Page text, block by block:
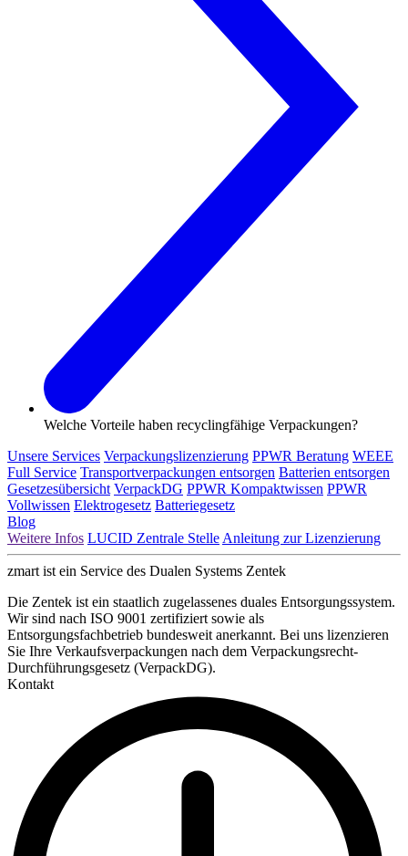
Welche Vorteile haben re­cyc­ling­fä­hi­ge Ver­pa­ckung­en?
Unsere Services Verpackungslizenzierung PPWR Beratung WEEE
Full Service Transportverpackungen entsorgen Batterien entsorgen
Gesetzesübersicht VerpackDG PPWR Kompaktwissen PPWR
Vollwissen Elektrogesetz Batteriegesetz
Blog
Weitere Infos LUCID Zentrale Stelle Anleitung zur Lizenzierung
zmart ist ein Service des Dualen Systems Zentek
Die Zentek ist ein staatlich zugelassenes duales Entsorgungssystem.
Wir sind nach ISO 9001 zertifiziert sowie als
Entsorgungsfachbetrieb bundesweit anerkannt. Bei uns lizenzieren
Sie Ihre Verkaufsverpackungen nach dem Verpackungsrecht-
Durchführungsgesetz (VerpackDG).
Kontakt